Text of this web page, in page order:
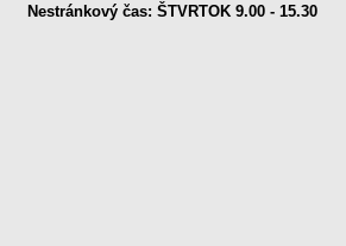
Nestránkový čas: ŠTVRTOK 9.00 - 15.30